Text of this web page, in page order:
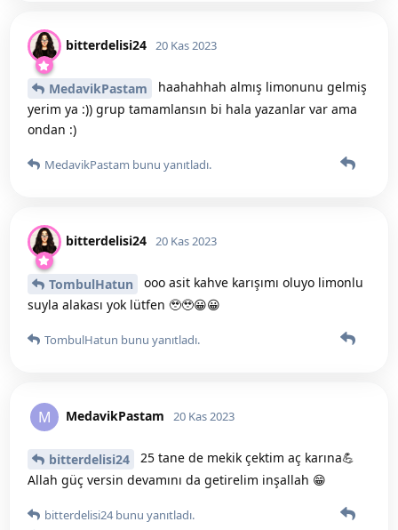
bitterdelisi24 20 Kas 2023
MedavikPastam
haahahhah almış limonunu gelmiş
yerim ya :)) grup tamamlansın bi hala yazanlar var ama
ondan :)
MedavikPastam bunu yanıtladı.
bitterdelisi24 20 Kas 2023
TombulHatun
ooo asit kahve karışımı oluyo limonlu
suyla alakası yok lütfen 🥹🥹😀😀
TombulHatun bunu yanıtladı.
M MedavikPastam 20 Kas 2023
bitterdelisi24
25 tane de mekik çektim aç karına💪
Allah güç versin devamını da getirelim inşallah 😁
bitterdelisi24bunu yanıtladı.